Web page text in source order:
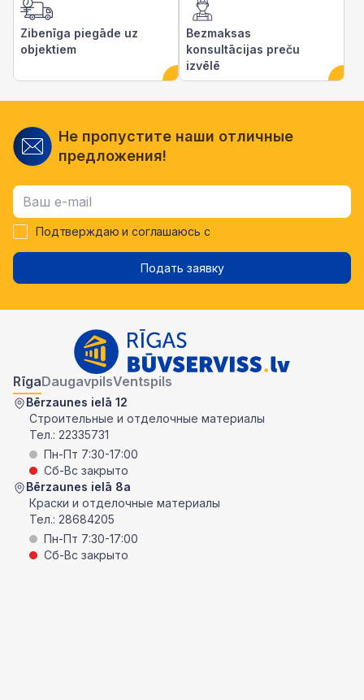
Zibenīga piegāde uz
objektiem
Bezmaksas
konsultācijas preču
izvēlē
Не пропустите наши отличные
предложения!
Подтверждаю и соглашаюсь с
Подать заявку
RīgaDaugavpilsVentspils
Bērzaunes ielā 12
Строительные и отделочные материалы
Тел.: 22335731
Пн-Пт 7:30-17:00
Сб-Вс закрыто
Bērzaunes ielā 8a
Краски и отделочные материалы
Тел.: 28684205
Пн-Пт 7:30-17:00
Сб-Вс закрыто